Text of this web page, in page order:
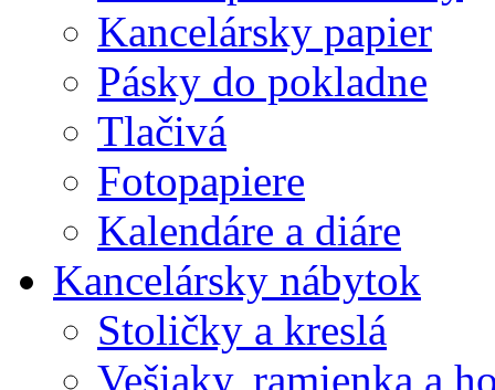
Kancelársky papier
Pásky do pokladne
Tlačivá
Fotopapiere
Kalendáre a diáre
Kancelársky nábytok
Stoličky a kreslá
Vešiaky, ramienka a